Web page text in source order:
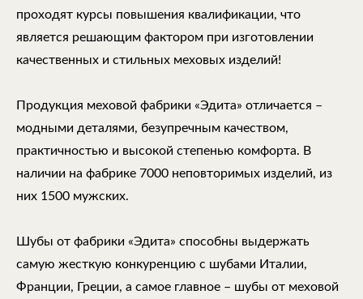
проходят курсы повышения квалификации, что
является решающим фактором при изготовлении
качественных и стильных меховых изделий!
Продукция меховой фабрики «Эдита» отличается –
модными деталями, безупречным качеством,
практичностью и высокой степенью комфорта. В
наличии на фабрике 7000 неповторимых изделий, из
них 1500 мужских.
Шубы от фабрики «Эдита» способны выдержать
самую жесткую конкуренцию с шубами Италии,
Франции, Греции, а самое главное – шубы от меховой